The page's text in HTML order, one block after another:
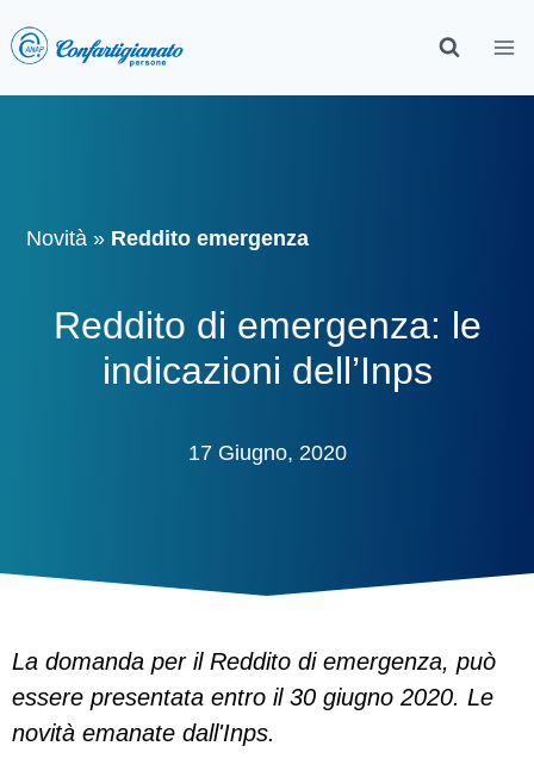
Novità » Reddito emergenza
Reddito di emergenza: le
indicazioni dell’Inps
17 Giugno, 2020
La domanda per il Reddito di emergenza, può
essere presentata entro il 30 giugno 2020. Le
novità emanate dall'Inps.